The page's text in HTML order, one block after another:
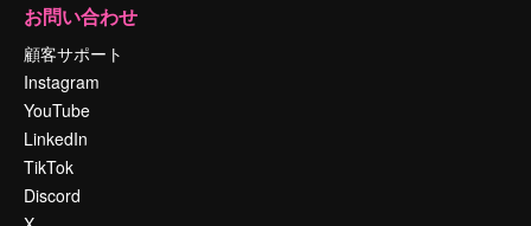
お問い合わせ
顧客サポート
Instagram
YouTube
LinkedIn
TikTok
Discord